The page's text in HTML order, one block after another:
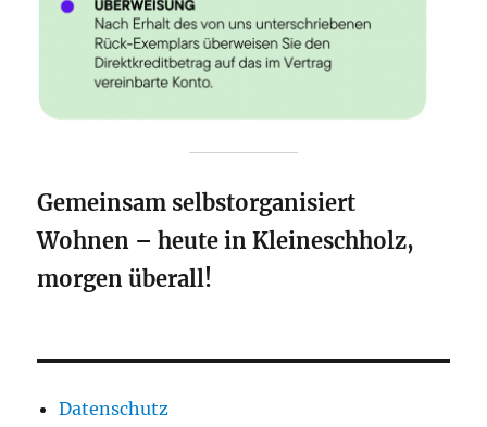
Gemeinsam selbstorganisiert
Wohnen – heute in Kleineschholz,
morgen überall!
Datenschutz